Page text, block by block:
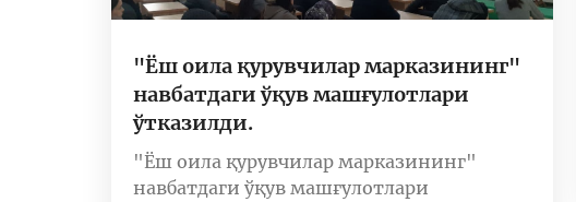
"Ёш оила қурувчилар марказининг"
навбатдаги ўқув машғулотлари
ўтказилди.
"Ёш оила қурувчилар марказининг"
навбатдаги ўқув машғулотлари